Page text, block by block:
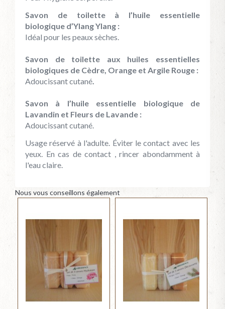
Savon de toilette à l’huile essentielle
biologique d’Ylang Ylang :
Idéal pour les peaux sèches.
Savon de toilette aux huiles essentielles
biologiques de Cèdre, Orange et Argile Rouge :
Adoucissant cutané.
Savon à l’huile essentielle biologique de
Lavandin et Fleurs de Lavande :
Adoucissant cutané.
Usage réservé à l'adulte. Éviter le contact avec les
yeux. En cas de contact , rincer abondamment à
l'eau claire.
Nous vous conseillons également